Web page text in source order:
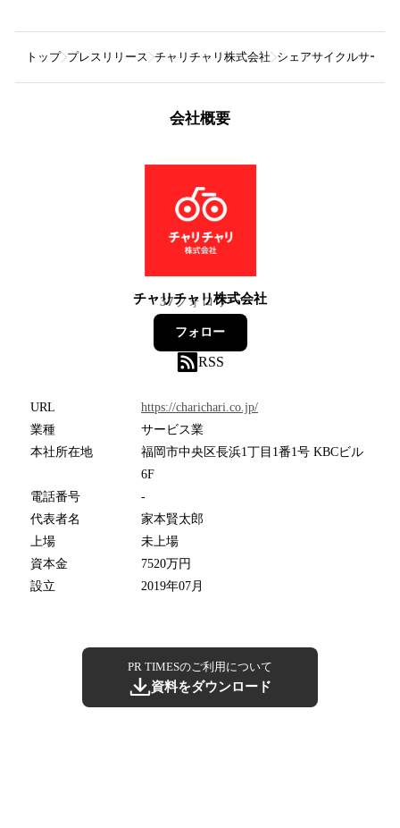
トップ プレスリリース チャリチャリ株式会社 シェアサイクルサービ
会社概要
チャリチャリ株式会社
37フォロワー
フォロー
RSS
URL
https://charichari.co.jp/
業種
サービス業
本社所在地
福岡市中央区長浜1丁目1番1号 KBCビル
6F
電話番号
-
代表者名
家本賢太郎
上場
未上場
資本金
7520万円
設立
2019年07月
PR TIMESのご利用について
資料をダウンロード